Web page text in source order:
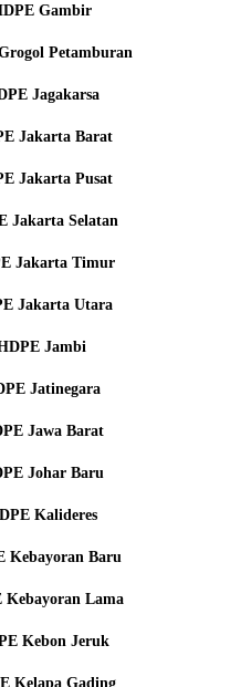
Gambir
Petamburan
Jagakarsa
Jakarta Barat
Jakarta Pusat
Jakarta Selatan
Jakarta Timur
Jakarta Utara
Jambi
Jatinegara
Jawa Barat
Johar Baru
Kalideres
Kebayoran Baru
Kebayoran Lama
Kebon Jeruk
Kelapa Gading